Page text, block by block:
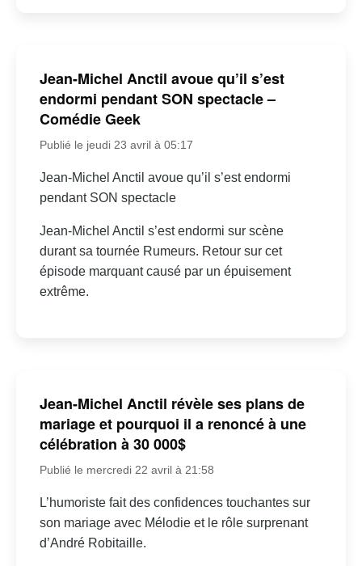
Jean-Michel Anctil avoue qu’il s’est
endormi pendant SON spectacle –
Comédie Geek
Publié le jeudi 23 avril à 05:17
Jean-Michel Anctil avoue qu’il s’est endormi
pendant SON spectacle
Jean-Michel Anctil s’est endormi sur scène
durant sa tournée Rumeurs. Retour sur cet
épisode marquant causé par un épuisement
extrême.
Jean-Michel Anctil révèle ses plans de
mariage et pourquoi il a renoncé à une
célébration à 30 000$
Publié le mercredi 22 avril à 21:58
L’humoriste fait des confidences touchantes sur
son mariage avec Mélodie et le rôle surprenant
d’André Robitaille.